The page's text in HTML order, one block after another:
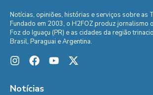
Notícias, opiniões, histórias e serviços sobre as
Fundado em 2003, o H2FOZ produz jornalismo
Foz do Iguaçu (PR) e as cidades da região
Brasil, Paraguai e Argentina.
Notícias